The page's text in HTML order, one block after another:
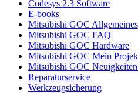
Codesys 2.3 Software
E-books
Mitsubishi GOC Allgemeines
Mitsubishi GOC FAQ
Mitsubishi GOC Hardware
Mitsubishi GOC Mein
Mitsubishi GOC
Reparaturservice
Werkzeugsicherung